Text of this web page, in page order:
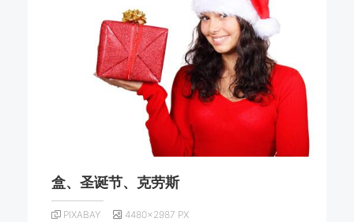
盒、圣诞节、克劳斯
PIXABAY 4480×2987 PX